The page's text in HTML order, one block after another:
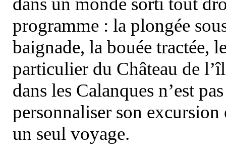
programme : la plongée
baignade, la bouée tractée,
particulier du Château de
dans les Calanques n’est
personnaliser son
un seul voyage.